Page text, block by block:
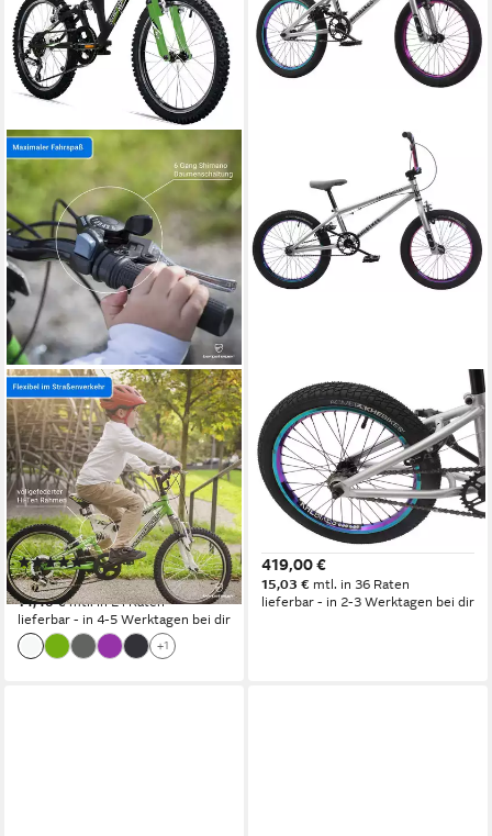
BERGSTEIGER
Mountainbike Montreal 20, 24
Zoll Kinderfahrrad, 6 - 13
Jahre, Mädchen, Jungen
6 Gänge
100 kg Zul. Gesamtgewicht
Stahl Rahmen
(249)
ab 289,90 €
14,40 €mtl. in 24 Raten
lieferbar - in 4-5 Werktagen bei dir
+1
KHEBIKES
BMX-Rad BMX Fahrrad KHE
ARSENIC 18 Zoll Kinder BMX
10,2 kg 2025
Gänge
70 kg Zul. Gesamtgewicht
HiTen Stahl Rahmen
419,00 €
15,03 € mtl. in 36 Raten
lieferbar - in 2-3 Werktagen bei dir